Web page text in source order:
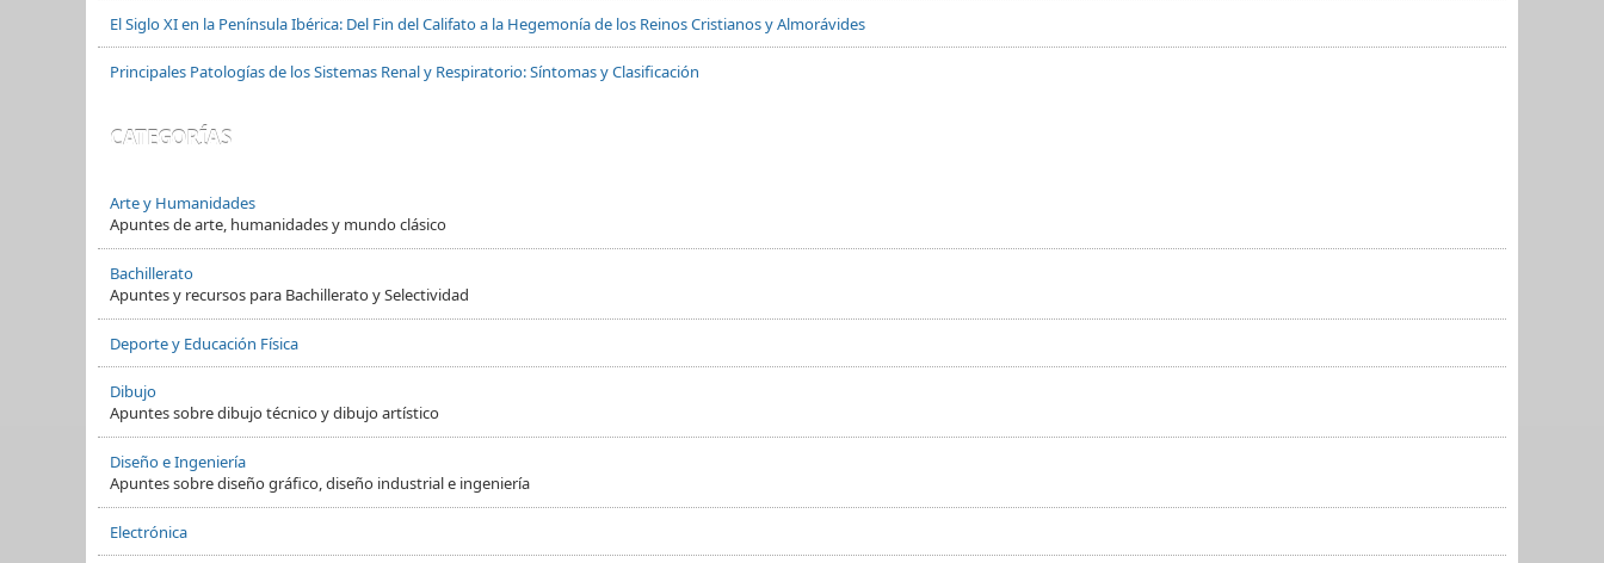
El Siglo XI en la Península Ibérica: Del Fin del Califato a la Hegemonía de los Reinos Cristianos y Almorávides
Principales Patologías de los Sistemas Renal y Respiratorio: Síntomas y Clasificación
CATEGORÍAS
Arte y Humanidades
Apuntes de arte, humanidades y mundo clásico
Bachillerato
Apuntes y recursos para Bachillerato y Selectividad
Deporte y Educación Física
Dibujo
Apuntes sobre dibujo técnico y dibujo artístico
Diseño e Ingeniería
Apuntes sobre diseño gráfico, diseño industrial e ingeniería
Electrónica